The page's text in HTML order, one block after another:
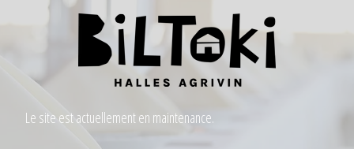
Le site est actuellement en maintenance.